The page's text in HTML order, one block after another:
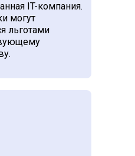
IT-компания.
могут
льготами